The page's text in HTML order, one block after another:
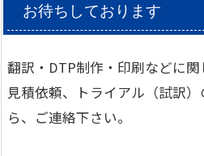
お待ちしております
翻訳・DTP制作・印刷などに関
見積依頼、トライアル（試訳
ら、ご連絡下さい。